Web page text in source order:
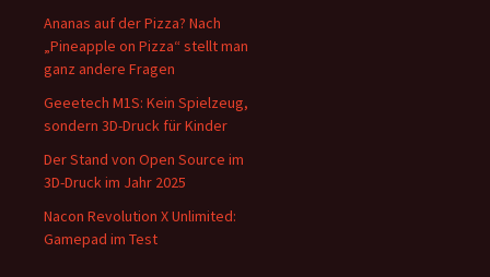
Ananas auf der Pizza? Nach
„Pineapple on Pizza“ stellt man
ganz andere Fragen
Geeetech M1S: Kein Spielzeug,
sondern 3D-Druck für Kinder
Der Stand von Open Source im
3D-Druck im Jahr 2025
Nacon Revolution X Unlimited:
Gamepad im Test